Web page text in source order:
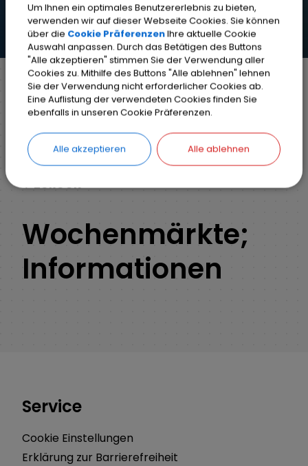
Markt Weisendorf Bürgerinfo
Rathaus
Ihr Anliegen
Detail
ZURÜCK
Wochenmärkte;
Informationen
Service
Cookie Einstellungen
Erklärung zur Barrierefreiheit
Um Ihnen ein optimales Benutzererlebnis zu bieten,
verwenden wir auf dieser Webseite Cookies. Sie können
über die Cookie PräferenzenIhre aktuelle Cookie
Auswahl anpassen. Durch das Betätigen des Buttons
"Alle akzeptieren" stimmen Sie der Verwendung aller
Cookies zu. Mithilfe des Buttons "Alle ablehnen" lehnen
Sie der Verwendung nicht erforderlicher Cookies ab.
Eine Auflistung der verwendeten Cookies finden Sie
ebenfalls in unseren Cookie Präferenzen.
Alle akzeptieren Alle ablehnen